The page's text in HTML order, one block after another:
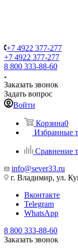
+7 4922 377-277
+7 4922 377-277
8 800 333-88-60
Заказать звонок
Задать вопрос
Войти
Корзина0
Избранные
Сравнение
info@sever33.ru
г. Владимир, ул.
Вконтакте
Telegram
WhatsApp
8 800 333-88-60
Заказать звонок